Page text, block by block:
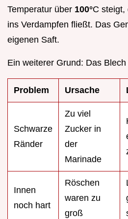
Temperatur über 100°C steigt,
ins Verdampfen fließt. Das
eigenen Saft.
Ein weiterer Grund: Das
Problem Ursache
Schwarze
Ränder
Zu viel
Zucker in
der
Marinade
Innen
noch hart
Röschen
waren zu
groß